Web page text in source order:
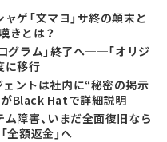
ゲ「文マヨ」サ終の顛末と
きとは？
グラム」終了へ──「オリジ
に移行
ントは社内に“秘密の掲示
Black Hatで詳細説明
障害、いまだ全面復旧なら
額返金」へ